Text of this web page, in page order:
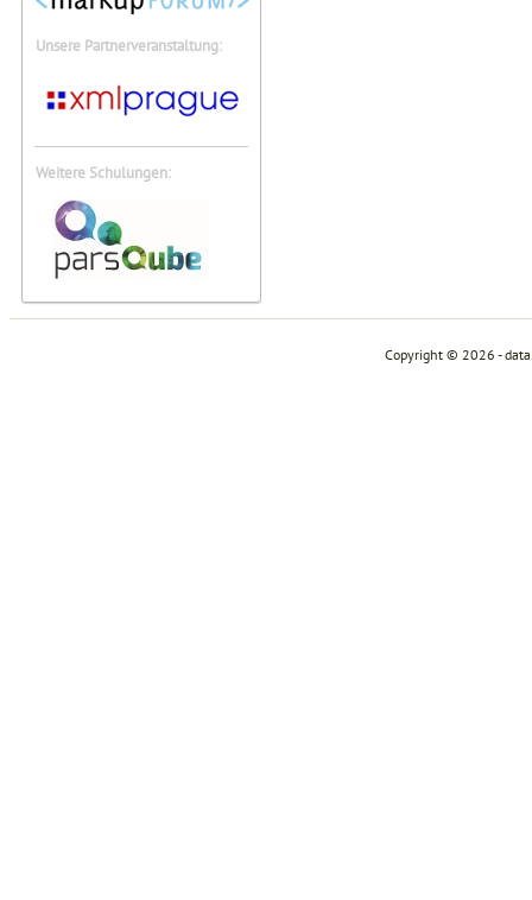
Unsere Partnerveranstaltung:
Weitere Schulungen:
Copyright © 2026 -